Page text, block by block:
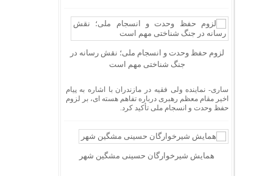
لزوم حفظ وحدت و انسجام ملی؛ نقش رسانه در
جنگ شناختی مهم است
ساری- نماینده ولی فقیه در مازندران با اشاره به پیام
اخیر مقام معظم رهبری درباره تفاهم هسته ای، بر لزوم
حفظ وحدت و انسجام ملی تأکید کرد.
همایش شیرخوارگان حسینی مشگین شهر